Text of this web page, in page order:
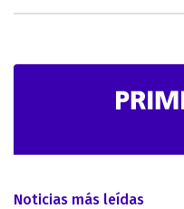
Noticias más leídas